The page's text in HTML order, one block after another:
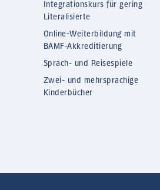
Integrationskurs für gering
Literalisierte
Online-Weiterbildung mit
BAMF-Akkreditierung
Sprach- und Reisespiele
Zwei- und mehrsprachige
Kinderbücher